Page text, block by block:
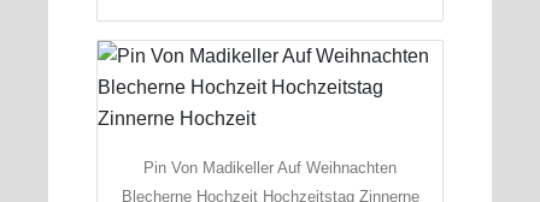
Pin Von Madikeller Auf Weihnachten
Blecherne Hochzeit Hochzeitstag Zinnerne